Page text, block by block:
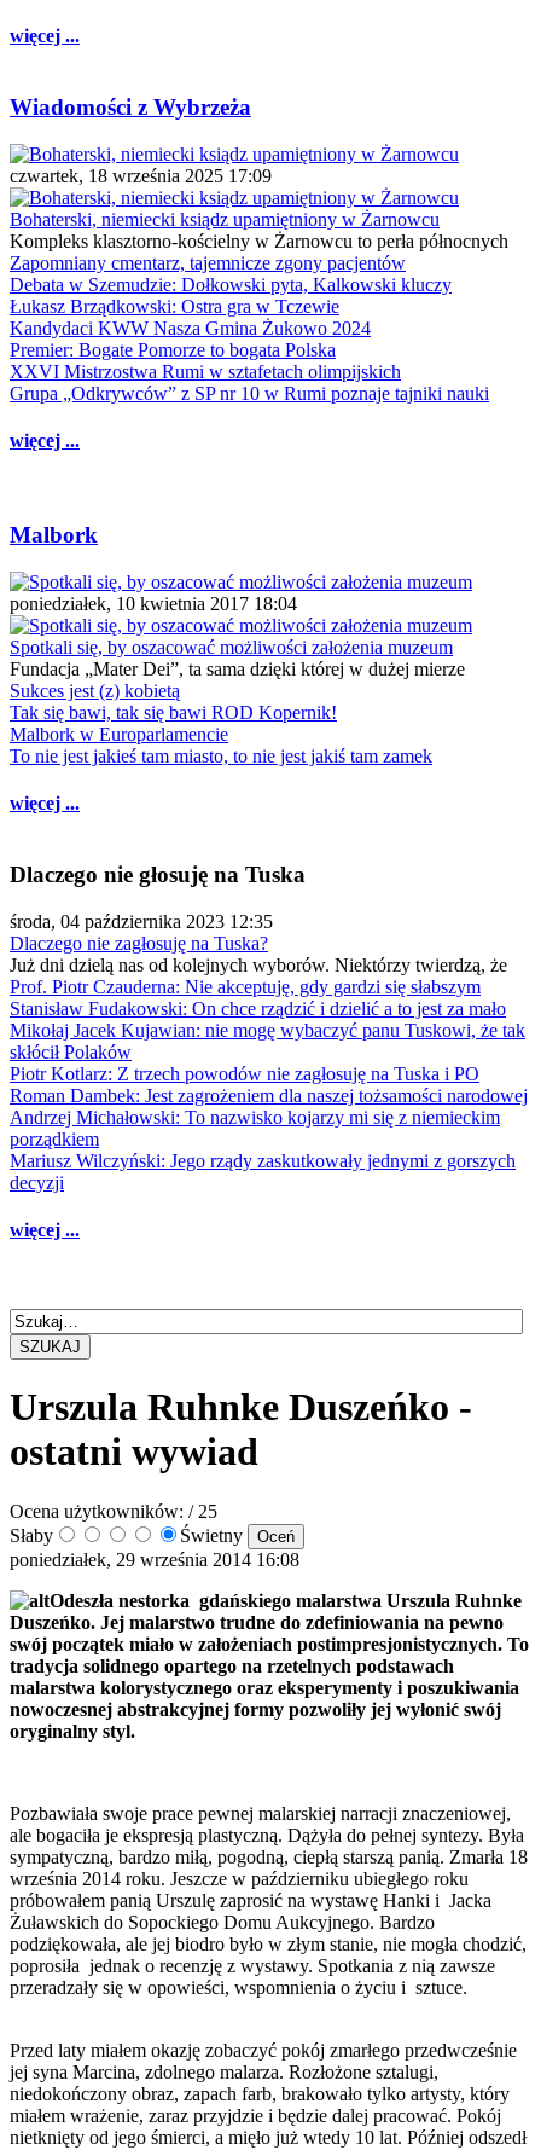
więcej ...
Wiadomości z Wybrzeża
czwartek, 18 września 2025 17:09
Bohaterski, niemiecki ksiądz upamiętniony w Żarnowcu
Kompleks klasztorno-kościelny w Żarnowcu to perła północnych
Zapomniany cmentarz, tajemnicze zgony pacjentów
Debata w Szemudzie: Dołkowski pyta, Kalkowski kluczy
Łukasz Brządkowski: Ostra gra w Tczewie
Kandydaci KWW Nasza Gmina Żukowo 2024
Premier: Bogate Pomorze to bogata Polska
XXVI Mistrzostwa Rumi w sztafetach olimpijskich
Grupa „Odkrywców” z SP nr 10 w Rumi poznaje tajniki nauki
więcej ...
Malbork
poniedziałek, 10 kwietnia 2017 18:04
Spotkali się, by oszacować możliwości założenia muzeum
Fundacja „Mater Dei”, ta sama dzięki której w dużej mierze
Sukces jest (z) kobietą
Tak się bawi, tak się bawi ROD Kopernik!
Malbork w Europarlamencie
To nie jest jakieś tam miasto, to nie jest jakiś tam zamek
więcej ...
Dlaczego nie głosuję na Tuska
środa, 04 października 2023 12:35
Dlaczego nie zagłosuję na Tuska?
Już dni dzielą nas od kolejnych wyborów. Niektórzy twierdzą, że
Prof. Piotr Czauderna: Nie akceptuję, gdy gardzi się słabszym
Stanisław Fudakowski: On chce rządzić i dzielić a to jest za mało
Mikołaj Jacek Kujawian: nie mogę wybaczyć panu Tuskowi, że tak
skłócił Polaków
Piotr Kotlarz: Z trzech powodów nie zagłosuję na Tuska i PO
Roman Dambek: Jest zagrożeniem dla naszej tożsamości narodowej
Andrzej Michałowski: To nazwisko kojarzy mi się z niemieckim
porządkiem
Mariusz Wilczyński: Jego rządy zaskutkowały jednymi z gorszych
decyzji
więcej ...
SZUKAJ
Urszula Ruhnke Duszeńko -
ostatni wywiad
Ocena użytkowników: / 25
Słaby
Świetny
poniedziałek, 29 września 2014 16:08
Odeszła nestorka gdańskiego malarstwa Urszula Ruhnke
Duszeńko. Jej malarstwo trudne do zdefiniowania na pewno
swój początek miało w założeniach postimpresjonistycznych. To
tradycja solidnego opartego na rzetelnych podstawach
malarstwa kolorystycznego oraz eksperymenty i poszukiwania
nowoczesnej abstrakcyjnej formy pozwoliły jej wyłonić swój
oryginalny styl.
Pozbawiała swoje prace pewnej malarskiej narracji znaczeniowej,
ale bogaciła je ekspresją plastyczną. Dążyła do pełnej syntezy. Była
sympatyczną, bardzo miłą, pogodną, ciepłą starszą panią. Zmarła 18
września 2014 roku. Jeszcze w październiku ubiegłego roku
próbowałem panią Urszulę zaprosić na wystawę Hanki i Jacka
Żuławskich do Sopockiego Domu Aukcyjnego. Bardzo
podziękowała, ale jej biodro było w złym stanie, nie mogła chodzić,
poprosiła jednak o recenzję z wystawy. Spotkania z nią zawsze
przeradzały się w opowieści, wspomnienia o życiu i sztuce.
Przed laty miałem okazję zobaczyć pokój zmarłego przedwcześnie
jej syna Marcina, zdolnego malarza. Rozłożone sztalugi,
niedokończony obraz, zapach farb, brakowało tylko artysty, który
miałem wrażenie, zaraz przyjdzie i będzie dalej pracować. Pokój
nietknięty od jego śmierci, a mięło już wtedy 10 lat. Później odszedł